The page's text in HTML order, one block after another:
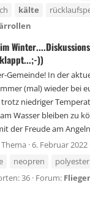
kälte
))
Gemeinde! In der
(mal) wieder bei
niedriger
Wasser bleiben zu
der Freude am
Thema 6. Februar 2022
neopren polyester
36 Forum: